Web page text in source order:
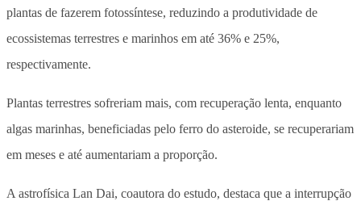
plantas de fazerem fotossíntese, reduzindo a produtividade de
ecossistemas terrestres e marinhos em até 36% e 25%,
respectivamente.
Plantas terrestres sofreriam mais, com recuperação lenta, enquanto
algas marinhas, beneficiadas pelo ferro do asteroide, se recuperariam
em meses e até aumentariam a proporção.
A astrofísica Lan Dai, coautora do estudo, destaca que a interrupção